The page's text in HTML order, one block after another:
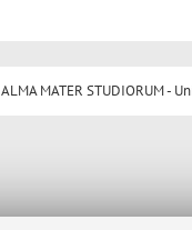
MATER STUDIORUM -